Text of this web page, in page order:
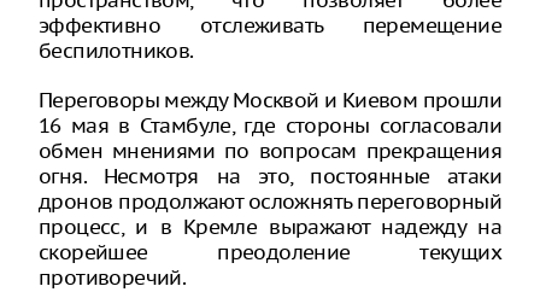
эффективно отслеживать перемещение
беспилотников.
Переговоры между Москвой и Киевом прошли
16 мая в Стамбуле, где стороны согласовали
обмен мнениями по вопросам прекращения
огня. Несмотря на это, постоянные атаки
дронов продолжают осложнять переговорный
процесс, и в Кремле выражают надежду на
скорейшее преодоление текущих
противоречий.